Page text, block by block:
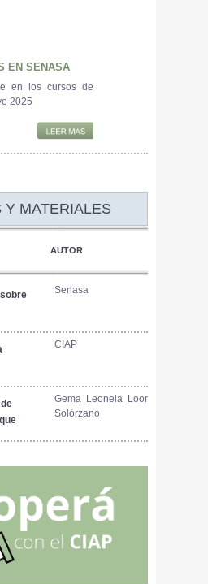
EN SENASA
en los cursos de
2025
Y MATERIALES
AUTOR
Senasa
de
TIC en
región
CIAP
la
Gema Leonela Loor
Solórzano